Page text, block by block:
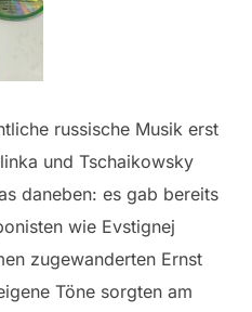
russische Musik erst
und Tschaikowsky
daneben: es gab bereits
wie Evstignej
zugewanderten Ernst
Töne sorgten am